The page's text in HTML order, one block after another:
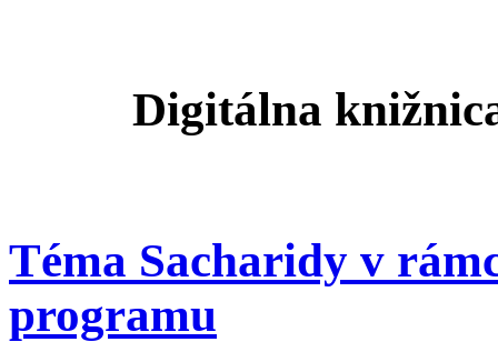
Digitálna
Téma Sacharidy v
programu